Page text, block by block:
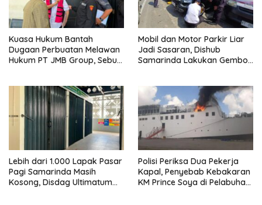
Kuasa Hukum Bantah
Dugaan Perbuatan Melawan
Hukum PT JMB Group, Sebut
Mobil dan Motor Parkir Liar
Jadi Sasaran, Dishub
Samarinda Lakukan Gembok
Lebih dari 1.000 Lapak Pasar
Pagi Samarinda Masih
Kosong, Disdag Ultimatum
Polisi Periksa Dua Pekerja
Kapal, Penyebab Kebakaran
KM Prince Soya di Pelabuhan